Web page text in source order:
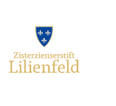
Zisterzienserstift
Lilienfeld
verlinkt